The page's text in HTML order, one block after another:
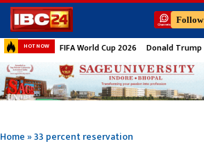
Follow
HOT NOW FIFA World Cup 2026 Donald Trump
Home»33 percent reservation